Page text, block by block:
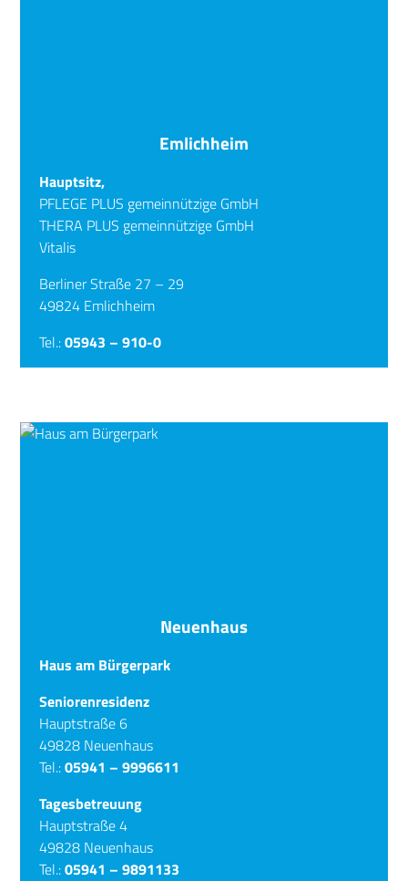
Emlichheim
Hauptsitz,
PFLEGE PLUS gemeinnützige GmbH
THERA PLUS gemeinnützige GmbH
Vitalis
Berliner Straße 27 – 29
49824 Emlichheim
Tel.:05943 – 910-0
Neuenhaus
Haus am Bürgerpark
Seniorenresidenz
Hauptstraße 6
49828 Neuenhaus
Tel.:05941 – 9996611
Tagesbetreuung
Hauptstraße 4
49828 Neuenhaus
Tel.:05941 – 9891133